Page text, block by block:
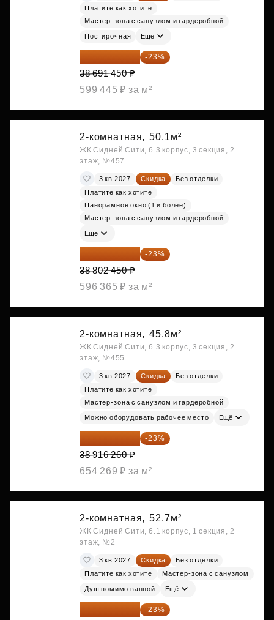
Платите как хотите
Мастер-зона с санузлом и гардеробной
Постирочная Ещё
29 792 417 ₽ -23%
38 691 450 ₽
599 445 ₽ за м²
2-комнатная, 50.1м²
ЖК Сидней Сити, 6.3 корпус, 3 секция, 2
этаж, №457
3 кв 2027 Скидка
Без отделки
Платите как хотите
Панорамное окно (1 и более)
Мастер-зона с санузлом и гардеробной
Ещё
29 877 887 ₽ -23%
38 802 450 ₽
596 365 ₽ за м²
2-комнатная, 45.8м²
ЖК Сидней Сити, 6.3 корпус, 3 секция, 2
этаж, №455
3 кв 2027 Скидка
Без отделки
Платите как хотите
Мастер-зона с санузлом и гардеробной
Можно оборудовать рабочее место Ещё
29 965 520 ₽ -23%
38 916 260 ₽
654 269 ₽ за м²
2-комнатная, 52.7м²
ЖК Сидней Сити, 6.1 корпус, 1 секция, 2
этаж, №2
3 кв 2027 Скидка
Без отделки
Платите как хотите
Мастер-зона с санузлом
Душ помимо ванной Ещё
30 251 645 ₽ -23%